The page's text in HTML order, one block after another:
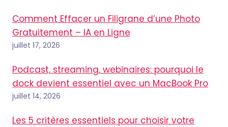
Comment Effacer un Filigrane d’une Photo
Gratuitement – IA en Ligne
juillet 17, 2026
Podcast, streaming, webinaires: pourquoi le
dock devient essentiel avec un MacBook Pro
juillet 14, 2026
Les 5 critères essentiels pour choisir votre